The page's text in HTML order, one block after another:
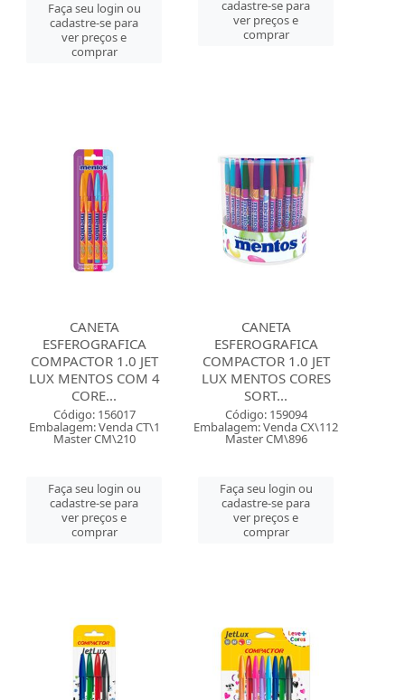
Faça seu login ou
cadastre-se para
ver preços e
comprar
cadastre-se para
ver preços e
comprar
CANETA
ESFEROGRAFICA
COMPACTOR 1.0 JET
LUX MENTOS COM 4
CORE...
Código: 156017
Embalagem: Venda CT\1
Master CM\210
Faça seu login ou
cadastre-se para
ver preços e
comprar
CANETA
ESFEROGRAFICA
COMPACTOR 1.0 JET
LUX MENTOS CORES
SORT...
Código: 159094
Embalagem: Venda CX\112
Master CM\896
Faça seu login ou
cadastre-se para
ver preços e
comprar